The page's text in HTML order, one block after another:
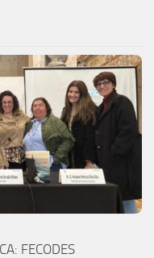
FECODES